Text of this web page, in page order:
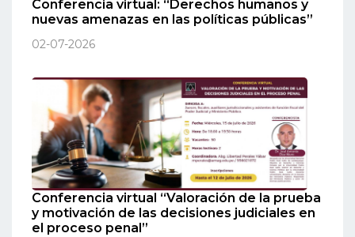
Conferencia virtual: “Derechos humanos y
nuevas amenazas en las políticas públicas”
02-07-2026
Conferencia virtual “Valoración de la prueba
y motivación de las decisiones judiciales en
el proceso penal”